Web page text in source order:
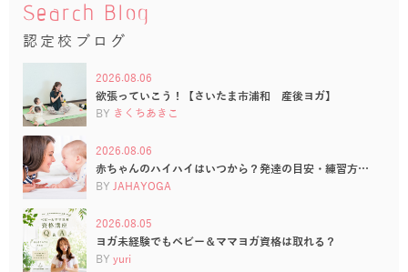
Search Blog
認定校ブログ
2026.08.06
欲張っていこう！【さいたま市浦和 産後ヨガ】
BY きくちあきこ
2026.08.06
赤ちゃんのハイハイはいつから？発達の目安・練習方…
BY JAHAYOGA
2026.08.05
ヨガ未経験でもベビー＆ママヨガ資格は取れる？
BY yuri